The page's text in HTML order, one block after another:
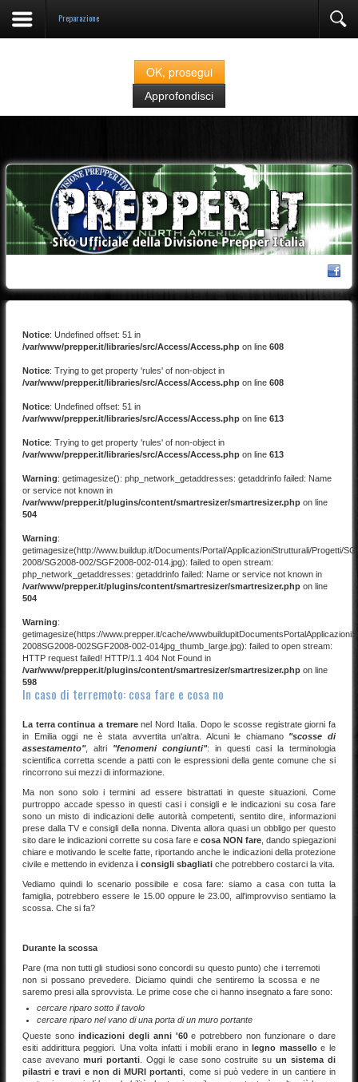
Prepper.it fa uso di cookies classificati come "strettamente necessari" alla navigazione.
OK, prosegui
Approfondisci
Preparazione
Notice: Undefined offset: 51 in
/var/www/prepper.it/libraries/src/Access/Access.php on line 608
Notice: Trying to get property 'rules' of non-object in
/var/www/prepper.it/libraries/src/Access/Access.php on line 608
Notice: Undefined offset: 51 in
/var/www/prepper.it/libraries/src/Access/Access.php on line 613
Notice: Trying to get property 'rules' of non-object in
/var/www/prepper.it/libraries/src/Access/Access.php on line 613
Warning: getimagesize(): php_network_getaddresses: getaddrinfo failed: Name
or service not known in
/var/www/prepper.it/plugins/content/smartresizer/smartresizer.php on line
504
Warning:
getimagesize(http://www.buildup.it/Documents/Portal/ApplicazioniStrutturali/Progetti/
2008/SG2008-002/SGF2008-002-014.jpg): failed to open stream:
php_network_getaddresses: getaddrinfo failed: Name or service not known in
/var/www/prepper.it/plugins/content/smartresizer/smartresizer.php on line
504
Warning:
getimagesize(https://www.prepper.it/cache/
2008SG2008-002SGF2008-002-014jpg_thumb_large.jpg): failed to open stream:
HTTP request failed! HTTP/1.1 404 Not Found in
/var/www/prepper.it/plugins/content/smartresizer/smartresizer.php on line
598
In caso di terremoto: cosa fare e cosa no
La terra continua a tremarenel Nord Italia. Dopo le scosse registrate giorni fa
in Emilia oggi ne è stata avvertita un'altra. Alcuni le chiamano "scosse di
assestamento", altri "fenomeni congiunti": in questi casi la terminologia
scientifica corretta scende a patti con le espressioni della gente comune che si
rincorrono sui mezzi di informazione.
Ma non sono solo i termini ad essere bistrattati in queste situazioni. Come
purtroppo accade spesso in questi casi i consigli e le indicazioni su cosa fare
sono un misto di indicazioni delle autorità competenti, sentito dire, informazioni
prese dalla TV e consigli della nonna. Diventa allora quasi un obbligo per questo
sito dare le indicazioni corrette su cosa fare e cosa NON fare , dando spiegazioni
chiare e motivando le scelte fatte, riportando anche le indicazioni della protezione
civile e mettendo in evidenza i consigli sbagliati che potrebbero costarci la vita.
Vediamo quindi lo scenario possibile e cosa fare: siamo a casa con tutta la
famiglia, potrebbero essere le 15.00 oppure le 23.00, all'improvviso sentiamo la
scossa. Che si fa?
Durante la scossa
Pare (ma non tutti gli studiosi sono concordi su questo punto) che i terremoti
non si possano prevedere. Diciamo quindi che sentiremo la scossa e ne
saremo presi alla sprovvista. Le prime cose che ci hanno insegnato a fare sono:
cercare riparo sotto il tavolo
cercare riparo nel vano di una porta di un muro portante
Queste sono indicazioni degli anni '60e potrebbero non funzionare o dare
esiti addirittura peggiori. Una volta infatti i mobili erano inlegno masselloe le
case avevano muri portanti. Oggi le case sono costruite suun sistema di
pilastri e travi e non di MURI portanti , come si può vedere in un cantiere in